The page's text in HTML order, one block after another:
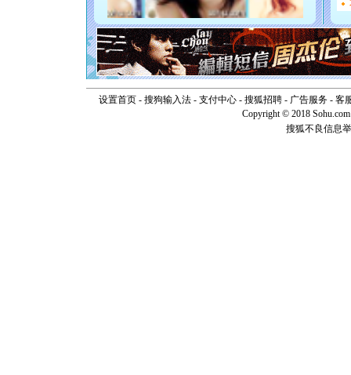
离。水
[元旦]当
泣，这痛
卖了。水
[春节]风
颜！冬去
道一声平
[春节] 传
片叶子是
送你一棵
设置首页- 搜狗输入法- 支付中心- 搜狐招聘- 广告服务- 客
Copyright © 2018
搜狐不良信息